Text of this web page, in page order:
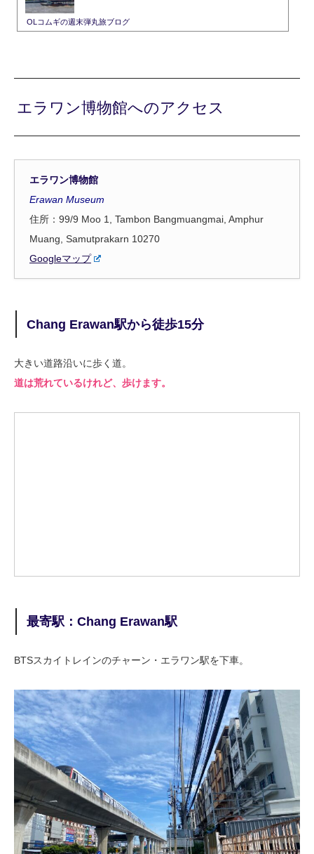
OLコムギの週末弾丸旅ブログ
エラワン博物館へのアクセス
エラワン博物館
Erawan Museum
住所：99/9 Moo 1, Tambon Bangmuangmai, Amphur
Muang, Samutprakarn 10270
Googleマップ
Chang Erawan駅から徒歩15分
大きい道路沿いに歩く道。
道は荒れているけれど、歩けます。
最寄駅：Chang Erawan駅
BTSスカイトレインのチャーン・エラワン駅を下車。